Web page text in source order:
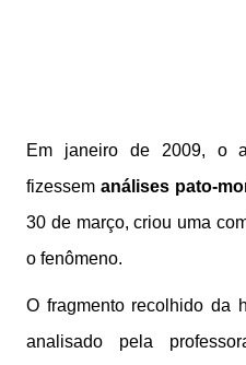
Em janeiro de 2009, o
fizessem análises pato-
30 de março, criou uma
o fenômeno.
O fragmento recolhido da
analisado pela